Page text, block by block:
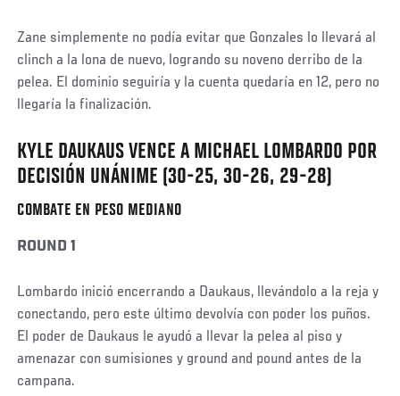
Zane simplemente no podía evitar que Gonzales lo llevará al
clinch a la lona de nuevo, logrando su noveno derribo de la
pelea. El dominio seguiría y la cuenta quedaría en 12, pero no
llegaría la finalización.
Social
Post
KYLE DAUKAUS VENCE A MICHAEL LOMBARDO POR
DECISIÓN UNÁNIME (30-25, 30-26, 29-28)
COMBATE EN PESO MEDIANO
ROUND 1
Lombardo inició encerrando a Daukaus, llevándolo a la reja y
conectando, pero este último devolvía con poder los puños.
El poder de Daukaus le ayudó a llevar la pelea al piso y
amenazar con sumisiones y ground and pound antes de la
campana.